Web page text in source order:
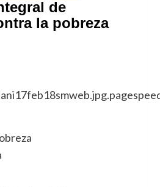
de
la pobreza